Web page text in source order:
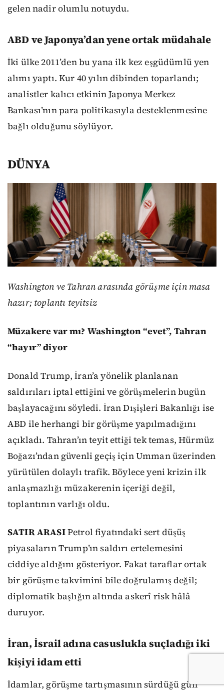
gelen nadir olumlu notuydu.
ABD ve Japonya’dan yene ortak müdahale
İki ülke 2011’den bu yana ilk kez eşgüdümlü yen
alımı yaptı. Kur 40 yılın dibinden toparlandı;
analistler kalıcı etkinin Japonya Merkez
Bankası’nın para politikasıyla desteklenmesine
bağlı olduğunu söylüyor.
DÜNYA
Washington ve Tahran arasında görüşme için masa
hazır; toplantı teyitsiz
Müzakere var mı? Washington “evet”, Tahran
“hayır” diyor
Donald Trump, İran’a yönelik planlanan
saldırıları iptal ettiğini ve görüşmelerin bugün
başlayacağını söyledi. İran Dışişleri Bakanlığı ise
ABD ile herhangi bir görüşme yapılmadığını
açıkladı. Tahran’ın teyit ettiği tek temas, Hürmüz
Boğazı’ndan güvenli geçiş için Umman üzerinden
yürütülen dolaylı trafik. Böylece yeni krizin ilk
anlaşmazlığı müzakerenin içeriği değil,
toplantının varlığı oldu.
SATIR ARASIPetrol fiyatındaki sert düşüş
piyasaların Trump’ın saldırı ertelemesini
ciddiye aldığını gösteriyor. Fakat taraflar ortak
bir görüşme takvimini bile doğrulamış değil;
diplomatik başlığın altında askerî risk hâlâ
duruyor.
İran, İsrail adına casuslukla suçladığı iki
kişiyi idam etti
İdamlar, görüşme tartışmasının sürdüğü gün